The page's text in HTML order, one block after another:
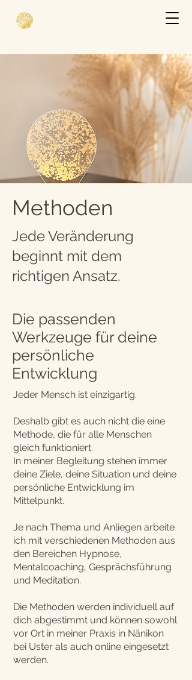
Methoden
Jede Veränderung
beginnt mit dem
richtigen Ansatz.
Die passenden
Werkzeuge für deine
persönliche
Entwicklung
Jeder Mensch ist einzigartig.
Deshalb gibt es auch nicht die eine
Methode, die für alle Menschen
gleich funktioniert.
In meiner Begleitung stehen immer
deine Ziele, deine Situation und deine
persönliche Entwicklung im
Mittelpunkt.
Je nach Thema und Anliegen arbeite
ich mit verschiedenen Methoden aus
den Bereichen Hypnose,
Mentalcoaching, Gesprächsführung
und Meditation.
Die Methoden werden individuell auf
dich abgestimmt und können sowohl
vor Ort in meiner Praxis in Nänikon
bei Uster als auch online eingesetzt
werden.